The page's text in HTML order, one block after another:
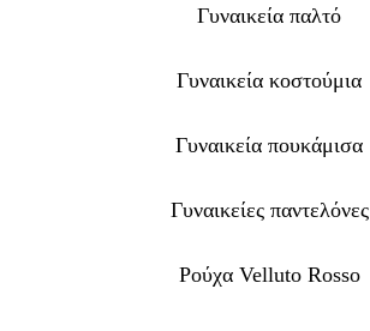
Γυναικεία παλτό
Γυναικεία κοστούμια
Γυναικεία πουκάμισα
Γυναικείες παντελόνες
Ρούχα Velluto Rosso